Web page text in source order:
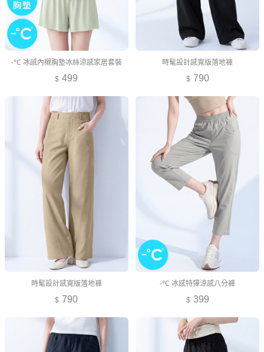
-°C 冰感內襯胸墊冰絲涼感家居套裝
499
時髦設計感寬版落地褲
790
時髦設計感寬版落地褲
790
-°C 冰感特彈涼感八分褲
399